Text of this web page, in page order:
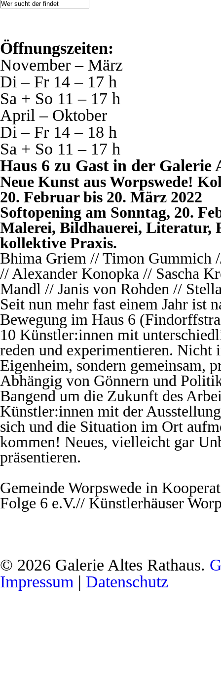
Öffnungszeiten:
November – März
Di – Fr 14 – 17 h
Sa + So 11 – 17 h
April – Oktober
Di – Fr 14 – 18 h
Sa + So 11 – 17 h
Haus 6 zu Gast in der Galerie
Neue Kunst aus Worpswede!
20. Februar bis 20. März 2022
Softopening am Sonntag, 20.
Malerei, Bildhauerei, Literatur,
kollektive Praxis.
Bhima Griem // Timon Gummich
// Alexander Konopka // Sascha
Mandl // Janis von Rohden //
Seit nun mehr fast einem Jahr ist
Bewegung im Haus 6
10 Künstler:innen mit
reden und experimentieren.
Eigenheim, sondern gemeinsam,
Abhängig von Gönnern und
Bangend um die Zukunft des
Künstler:innen mit der
sich und die Situation im Ort
kommen! Neues, vielleicht gar
präsentieren.
Gemeinde Worpswede in
Folge 6 e.V.// Künstlerhäuser
© 2026 Galerie Altes Rathaus.
Impressum | Datenschutz